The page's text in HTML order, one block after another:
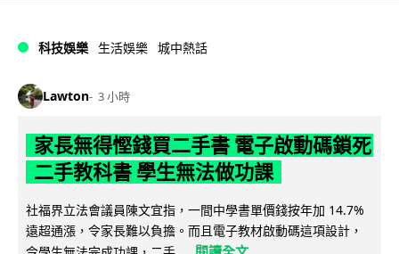
科技娛樂 生活娛樂 城中熱話
Lawton 3 小時
家長無得慳錢買二手書 電子啟動碼鎖死
二手教科書 學生無法做功課
社福界立法會議員陳文宜指，一間中學書單價錢按年加 14.7%
遠超通漲，令家長難以負擔。而且電子教材啟動碼這項設計，